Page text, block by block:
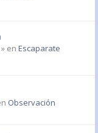
en Escaparate
Observación